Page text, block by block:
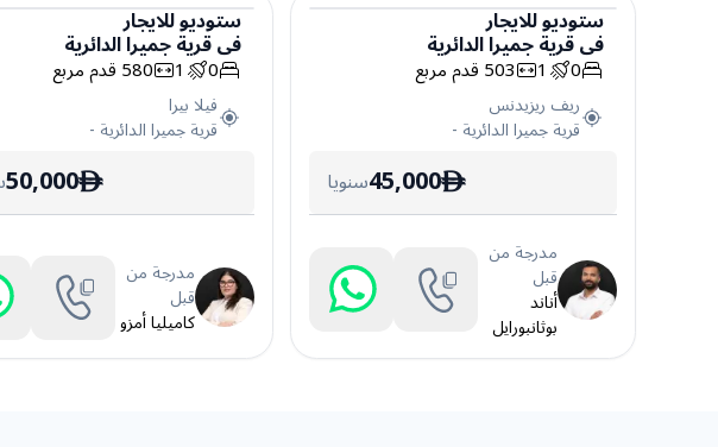
ستوديو
ستوديوللايجار
فيقرية جميرا الدائرية
0
1
503قدم مربع
ريف ريزيدنس
قرية جميرا الدائرية -
ê
45,000سنويا
مدرجة من
قبل
أناند
بوثانبورايل
ستوديو
ستوديوللايجار
فيقرية جميرا الدائرية
0
1
580قدم مربع
فيلا بيرا
قرية جميرا الدائرية -
ê
50,000
مدرجة من
قبل
كاميليا أمزو